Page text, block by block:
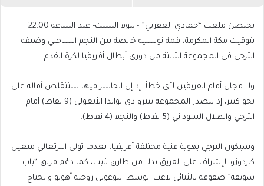
يحتضن ملعب “حمادي العقربي” -اليوم السبت- عند الساعة 22:00
بتوقيت مكة المكرمة، قمة تونسية خالصة بين النجم الساحلي وضيفه
الترجي في المجموعة الثالثة من دوري أبطال أفريقيا لكرة القدم.
ولا مجال أمام الفريقين لأي خطأ، إذ إن الخاسر فيها ستتقلص آماله على
نحو كبير، إذ يتصدر المجموعة بيترو دي لواندا الأنغولي (9 نقاط) أمام
الترجي والهلال السوداني (5 نقاط) والنجم (4 نقاط).
وسيكون الترجي بهوية فنية مختلفة أفريقيا، بعدما تولى البرتغالي ميغيل
كاردوزو الإشراف على الفريق بدلا من طارق ثابت، كما دعّم فريق “باب
سويقة” صفوفه بالثنائي لاعب الوسط التوغولي روجيه أهولو والجناح